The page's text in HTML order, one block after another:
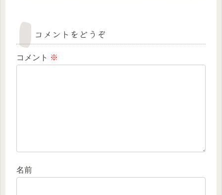
コメントをどうぞ
コメント ※
名前